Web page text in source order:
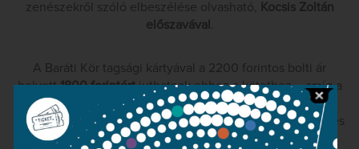
zenészekről szóló elbeszélése olvasható,
Kocsis Zoltán
előszavával
A Baráti Kör tagsági kártyával a 2200 forintos bolti ár
helyett1800 forintértjuthatnak ehhez a kötethez – amíg a
készlet tart. Mivel szeptember végén kiköltözünk
Vörösmarty téri irodáinkból, kérjük, az érdeklődők előzetes
egyeztetés céljából keressék telefonon a Baráti Kör